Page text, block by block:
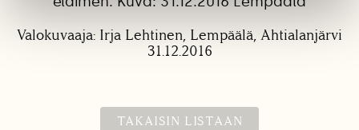
Valokuvaaja: Irja Lehtinen, Lempäälä, Ahtialanjärvi
31.12.2016
TAKAISIN LISTAAN